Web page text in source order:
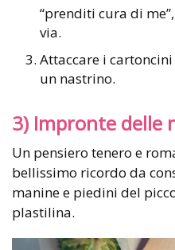
“prenditi cura di
via.
Attaccare i
un nastrino.
3) Impronte delle
Un pensiero tenero e
bellissimo ricordo da
manine e piedini del
plastilina.